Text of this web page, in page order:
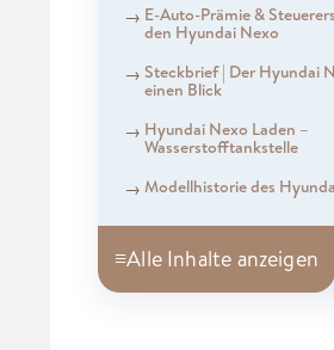
E-Auto-Prämie &
den Hyundai Nexo
Steckbrief | Der Hyundai
einen Blick
Hyundai Nexo Laden –
Wasserstofftankstelle
Modellhistorie des
≡Alle Inhalte anzeigen